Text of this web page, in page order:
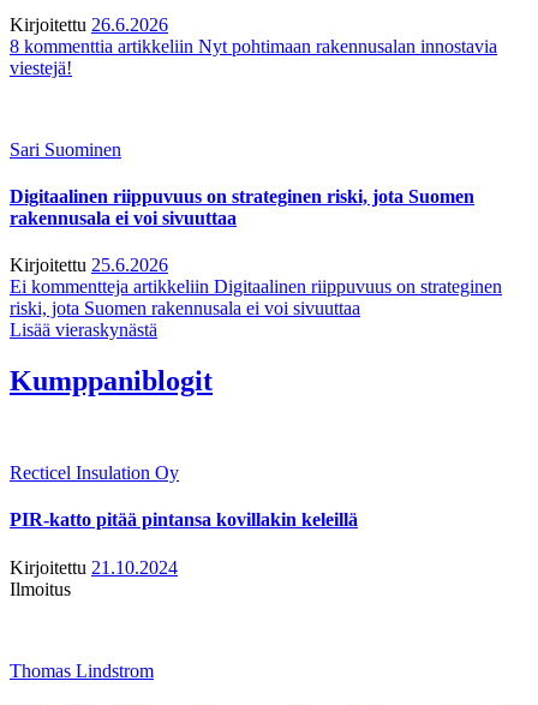
Kirjoitettu 26.6.2026
8 kommenttia artikkeliin Nyt pohtimaan rakennusalan innostavia
viestejä!
Sari Suominen
Digitaalinen riippuvuus on strateginen riski, jota Suomen
rakennusala ei voi sivuuttaa
Kirjoitettu 25.6.2026
Ei kommentteja artikkeliin Digitaalinen riippuvuus on strateginen
riski, jota Suomen rakennusala ei voi sivuuttaa
Lisää vieraskynästä
Kumppaniblogit
Recticel Insulation Oy
PIR-katto pitää pintansa kovillakin keleillä
Kirjoitettu 21.10.2024
Ilmoitus
Thomas Lindstrom